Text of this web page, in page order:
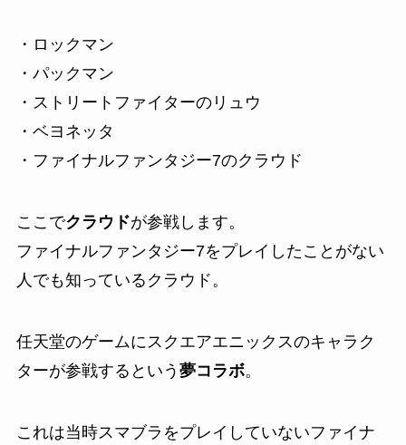
・ロックマン
・パックマン
・ストリートファイターのリュウ
・ベヨネッタ
・ファイナルファンタジー7のクラウド
ここでクラウドが参戦します。
ファイナルファンタジー7をプレイしたことがない
人でも知っているクラウド。
任天堂のゲームにスクエアエニックスのキャラク
ターが参戦するという 夢コラボ。
これは当時スマブラをプレイしていないファイナ